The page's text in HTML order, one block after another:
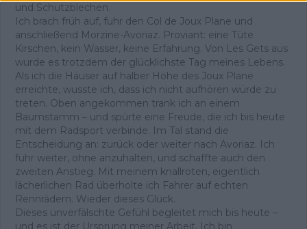
und Schutzblechen.
Ich brach früh auf, fuhr den Col de Joux Plane und
anschließend Morzine-Avoriaz. Proviant: eine Tüte
Kirschen, kein Wasser, keine Erfahrung. Von Les Gets aus
wurde es trotzdem der glücklichste Tag meines Lebens.
Als ich die Häuser auf halber Höhe des Joux Plane
erreichte, wusste ich, dass ich nicht aufhören würde zu
treten. Oben angekommen trank ich an einem
Baumstamm – und spürte eine Freude, die ich bis heute
mit dem Radsport verbinde. Im Tal stand die
Entscheidung an: zurück oder weiter nach Avoriaz. Ich
fuhr weiter, ohne anzuhalten, und schaffte auch den
zweiten Anstieg. Mit meinem knallroten, eigentlich
lächerlichen Rad überholte ich Fahrer auf echten
Rennrädern. Wieder dieses Glück.
Dieses unverfälschte Gefühl begleitet mich bis heute –
und es ist der Ursprung meiner Arbeit. Ich bin